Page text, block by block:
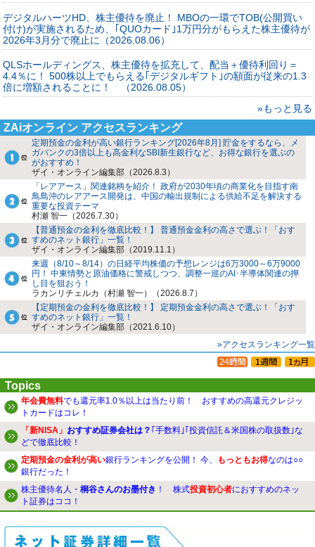
デジタルハーツHD、株主優待を廃止！ MBOの一環でTOB(公開買い
付け)が実施されるため、｢QUOカード｣1万円分がもらえた株主優待が
2026年3月分で廃止に（2026.08.06）
QLSホールディングス、株主優待を拡充して、配当＋優待利回り＝
4.4％に！ 500株以上でもらえる｢デジタルギフト｣の額面が従来の1.3
倍に増額されることに！ （2026.08.05）
»もっと見る
ZAiオンライン アクセスランキング
定期預金の金利が高い銀行ランキング[2026年8月] 貯金をするなら、メ
ガバンクの3倍以上も高金利なSBI新生銀行など、お得な銀行を選ぶの
がおすすめ！
ザイ・オンライン編集部（2026.8.3）
「レアアース」関連銘柄を紹介！ 政府が2030年頃の商業化を目指す南
鳥島沖のレアアース開発は、中国の輸出規制による供給不足を解決する
重要な投資テーマ
村瀬 智一（2026.7.30）
【普通預金の金利を徹底比較！】 普通預金金利の高さで選ぶ！「おす
すめのネット銀行」一覧！
ザイ・オンライン編集部（2019.11.1）
来週（8/10～8/14）の日経平均株価の予想レンジは6万3000～6万9000
円！ 中東情勢と原油価格に警戒しつつ、調整一巡のAI･半導体関連の押
し目を狙おう！
ラカンリチェルカ（村瀬 智一）（2026.8.7）
【定期預金の金利を徹底比較！】 定期預金金利の高さで選ぶ！「おす
すめのネット銀行」一覧！
ザイ・オンライン編集部（2021.6.10）
»アクセスランキング一覧
Topics
年会費無料でも還元率1.0％以上は当たり前！ おすすめの高還元クレジッ
トカードはコレ！
「新NISA」 おすすめ証券会社は？ ｢手数料｣｢投資信託＆米国株の取扱数｣な
どで徹底比較！
定期預金の金利が高い銀行ランキングを公開！ 今、 もっともお得なのは○○
銀行だった！
株主優待名人・ 桐谷さんのお墨付き ！ 株式投資初心者におすすめのネッ
ト証券はココ！